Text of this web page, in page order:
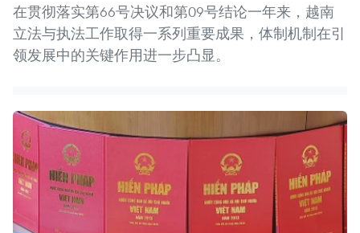
在贯彻落实第66号决议和第09号结论一年来，越南
立法与执法工作取得一系列重要成果，体制机制在引
领发展中的关键作用进一步凸显。